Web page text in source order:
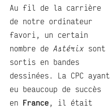
Au fil de la carrière
de notre ordinateur
favori, un certain
nombre de Astérix sont
sortis en bandes
dessinées. La CPC ayant
eu beaucoup de succès
en France, il était